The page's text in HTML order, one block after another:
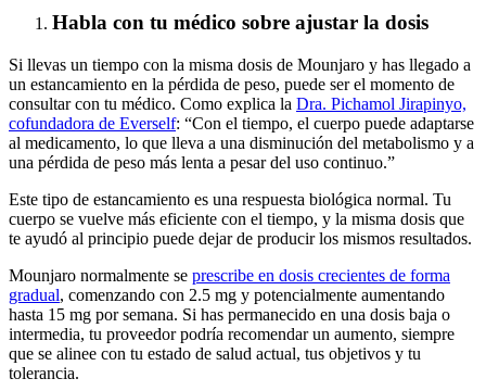
Habla con tu médico sobre ajustar la dosis
Si llevas un tiempo con la misma dosis de Mounjaro y has llegado a
un estancamiento en la pérdida de peso, puede ser el momento de
consultar con tu médico. Como explica la Dra. Pichamol Jirapinyo,
cofundadora de Everself: “Con el tiempo, el cuerpo puede adaptarse
al medicamento, lo que lleva a una disminución del metabolismo y a
una pérdida de peso más lenta a pesar del uso continuo.”
Este tipo de estancamiento es una respuesta biológica normal. Tu
cuerpo se vuelve más eficiente con el tiempo, y la misma dosis que
te ayudó al principio puede dejar de producir los mismos resultados.
Mounjaro normalmente se prescribe en dosis crecientes de forma
gradual, comenzando con 2.5 mg y potencialmente aumentando
hasta 15 mg por semana. Si has permanecido en una dosis baja o
intermedia, tu proveedor podría recomendar un aumento, siempre
que se alinee con tu estado de salud actual, tus objetivos y tu
tolerancia.